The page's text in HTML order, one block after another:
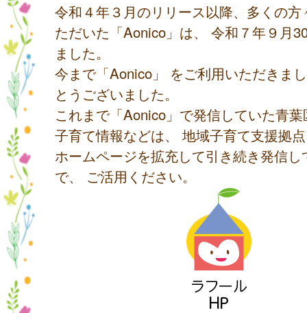
令和４年３月のリリース以降、多くの方
ただいた「Aonico」は、 令和７年９月
ました。
今まで「Aonico」 をご利用いただきま
とうございました。
これまで「Aonico」で発信していた青
子育て情報などは、 地域子育て支援拠
ホームページを拡充して引き続き発信し
で、 ご活用ください。